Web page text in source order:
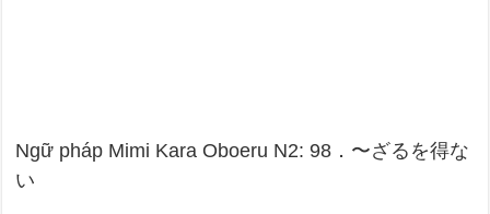
Ngữ pháp Mimi Kara Oboeru N2: 98．〜ざるを得な
い